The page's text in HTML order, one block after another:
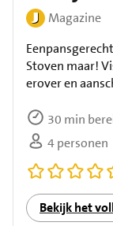
Magazine
Stoven maar!
erover en
30 min
4 personen
Bekijk het